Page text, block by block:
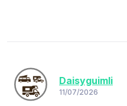
Daisyguimli
11/07/2026